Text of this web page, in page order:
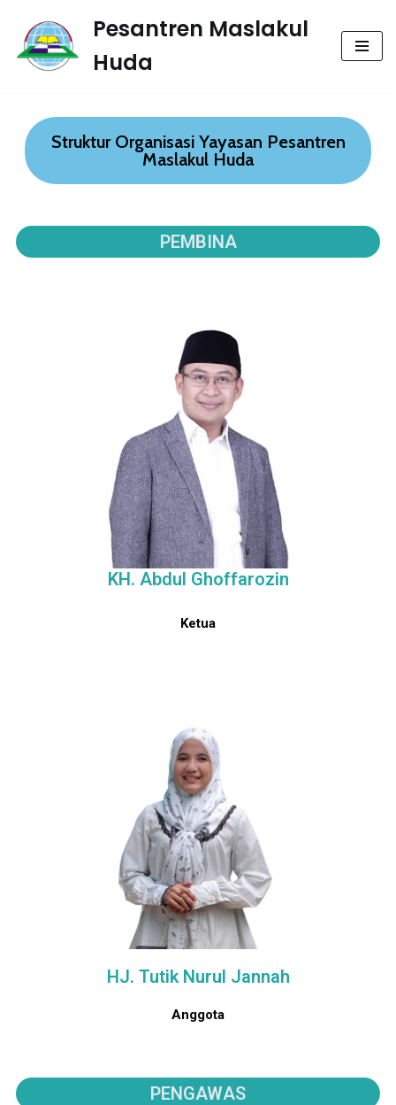
Lompat
Pesantren Maslakul
Huda
Struktur Organisasi Yayasan Pesantren
Maslakul Huda
PEMBINA
KH. Abdul Ghoffarozin
Ketua
HJ. Tutik Nurul Jannah
Anggota
PENGAWAS